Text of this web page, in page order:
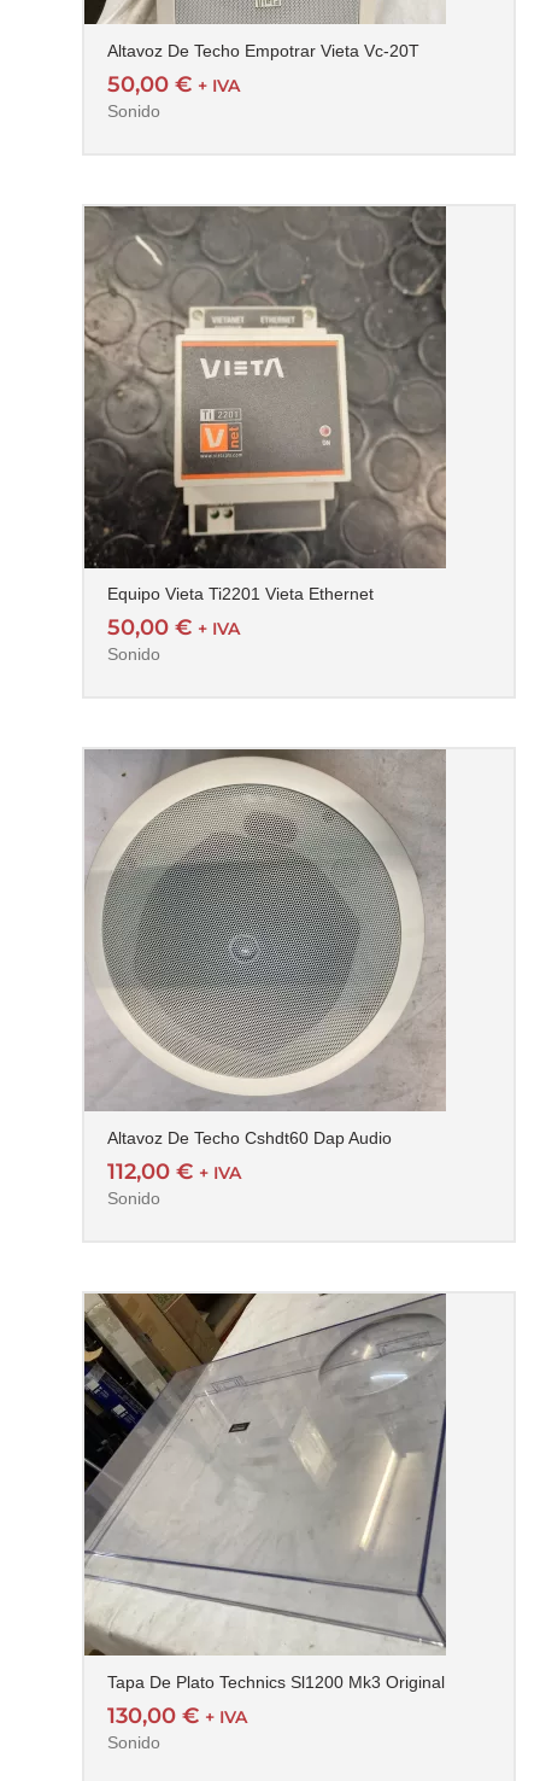
Altavoz De Techo Empotrar Vieta Vc-20T
50,00€ + IVA
Sonido
Equipo Vieta Ti2201 Vieta Ethernet
50,00€ + IVA
Sonido
Altavoz De Techo Cshdt60 Dap Audio
112,00€ + IVA
Sonido
Tapa De Plato Technics Sl1200 Mk3 Original
130,00€ + IVA
Sonido